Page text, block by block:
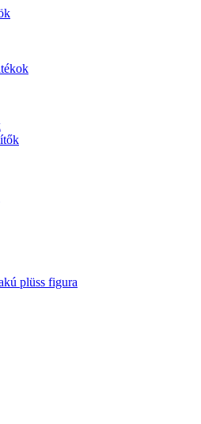
plüss figura